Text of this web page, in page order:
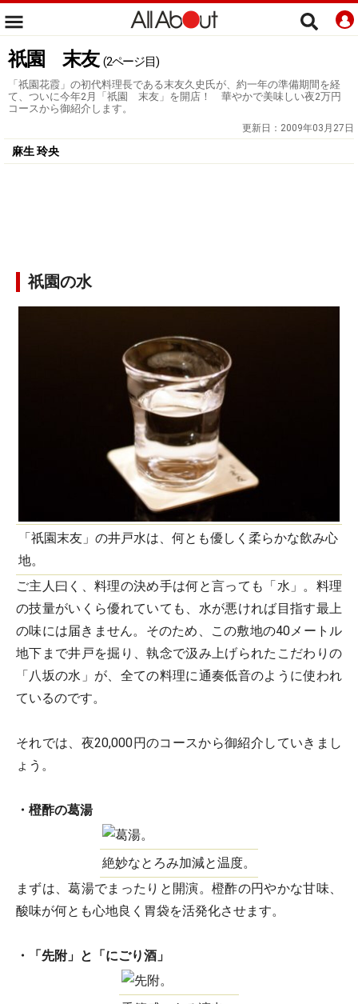
祇園 末友 (2ページ目)
「祇園花霞」の初代料理長である末友久史氏が、約一年の準備期間を経
て、ついに今年2月「祇園 末友」を開店！ 華やかで美味しい夜2万円
コースから御紹介します。
更新日： 2009年03月27日
麻生 玲央
祇園の水
「祇園末友」の井戸水は、何とも優しく柔らかな飲み心
地。
ご主人曰く、料理の決め手は何と言っても「水」。料理
の技量がいくら優れていても、水が悪ければ目指す最上
の味には届きません。そのため、この敷地の40メートル
地下まで井戸を掘り、執念で汲み上げられたこだわりの
「八坂の水」が、全ての料理に通奏低音のように使われ
ているのです。
それでは、夜20,000円のコースから御紹介していきまし
ょう。
・橙酢の葛湯
絶妙なとろみ加減と温度。
まずは、葛湯でまったりと開演。橙酢の円やかな甘味、
酸味が何とも心地良く胃袋を活発化させます。
・「先附」と「にごり酒」